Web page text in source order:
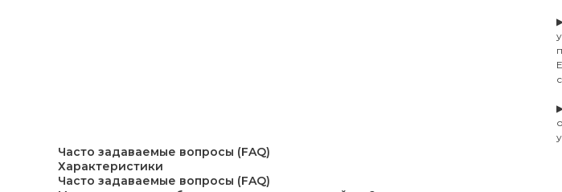
Часто задаваемые вопросы (FAQ)
Характеристики
Часто задаваемые вопросы (FAQ)